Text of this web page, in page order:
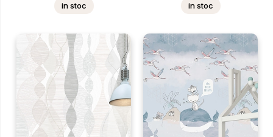
in stoc in stoc